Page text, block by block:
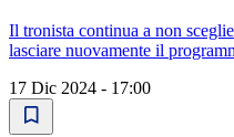
Il tronista continua a non
lasciare nuovamente il
17 Dic 2024 - 17:00